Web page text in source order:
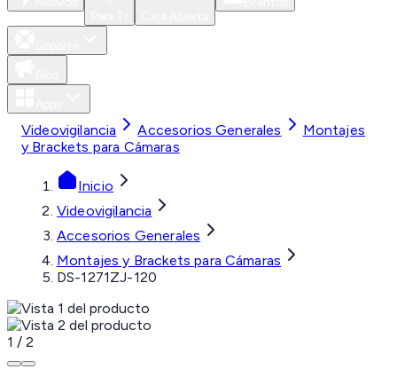
Videovigilancia Accesorios Generales
Montajes
y Brackets para Cámaras
Inicio
Videovigilancia
Accesorios Generales
Montajes y Brackets para Cámaras
DS-1271ZJ-120
1 / 2